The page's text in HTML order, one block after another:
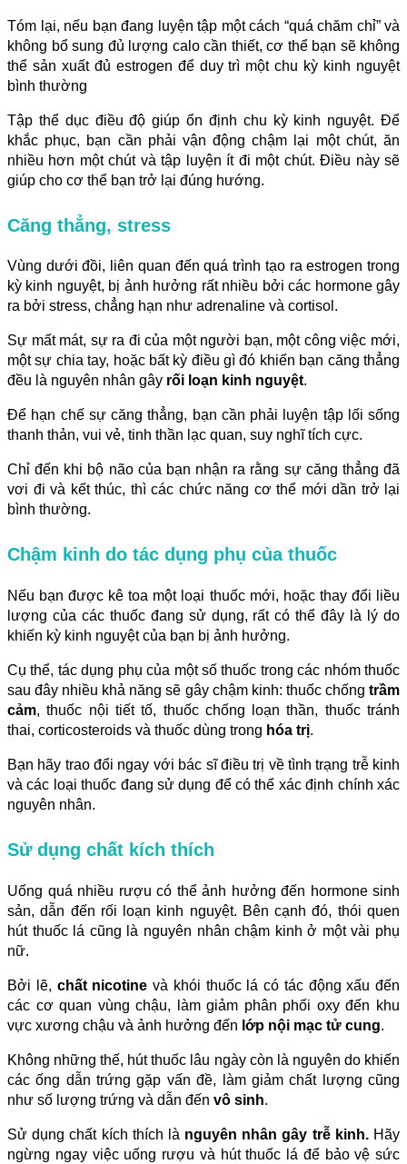
Tóm lại, nếu bạn đang luyện tập một cách “quá chăm chỉ” và
không bổ sung đủ lượng calo cần thiết, cơ thể bạn sẽ không
thể sản xuất đủ estrogen để duy trì một chu kỳ kinh nguyệt
bình thường
Tập thể dục điều độ giúp ổn định chu kỳ kinh nguyệt. Để
khắc phục, bạn cần phải vận động chậm lại một chút, ăn
nhiều hơn một chút và tập luyện ít đi một chút. Điều này sẽ
giúp cho cơ thể bạn trở lại đúng hướng.
Căng thẳng, stress
Vùng dưới đồi, liên quan đến quá trình tạo ra estrogen trong
kỳ kinh nguyệt, bị ảnh hưởng rất nhiều bởi các hormone gây
ra bởi stress, chẳng hạn như adrenaline và cortisol.
Sự mất mát, sự ra đi của một người bạn, một công việc mới,
một sự chia tay, hoặc bất kỳ điều gì đó khiến bạn căng thẳng
đều là nguyên nhân gây rối loạn kinh nguyệt.
Để hạn chế sự căng thẳng, bạn cần phải luyện tập lối sống
thanh thản, vui vẻ, tinh thần lạc quan, suy nghĩ tích cực.
Chỉ đến khi bộ não của bạn nhận ra rằng sự căng thẳng đã
vơi đi và kết thúc, thì các chức năng cơ thể mới dần trở lại
bình thường.
Chậm kinh do tác dụng phụ của thuốc
Nếu bạn được kê toa một loại thuốc mới, hoặc thay đổi liều
lượng của các thuốc đang sử dụng, rất có thể đây là lý do
khiến kỳ kinh nguyệt của bạn bị ảnh hưởng.
Cụ thể, tác dụng phụ của một số thuốc trong các nhóm thuốc
sau đây nhiều khả năng sẽ gây chậm kinh: thuốc chống trầm
cảm, thuốc nội tiết tố, thuốc chống loạn thần, thuốc tránh
thai, corticosteroids và thuốc dùng trong hóa trị.
Bạn hãy trao đổi ngay với bác sĩ điều trị về tình trạng trễ kinh
và các loại thuốc đang sử dụng để có thể xác định chính xác
nguyên nhân.
Sử dụng chất kích thích
Uống quá nhiều rượu có thể ảnh hưởng đến hormone sinh
sản, dẫn đến rối loạn kinh nguyệt. Bên cạnh đó, thói quen
hút thuốc lá cũng là nguyên nhân chậm kinh ở một vài phụ
nữ.
Bởi lẽ, chất nicotine và khói thuốc lá có tác động xấu đến
các cơ quan vùng chậu, làm giảm phân phối oxy đến khu
vực xương chậu và ảnh hưởng đến lớp nội mạc tử cung.
Không những thế, hút thuốc lâu ngày còn là nguyên do khiến
các ống dẫn trứng gặp vấn đề, làm giảm chất lượng cũng
như số lượng trứng và dẫn đến vô sinh.
Sử dụng chất kích thích là nguyên nhân gây trễ kinh.Hãy
ngừng ngay việc uống rượu và hút thuốc lá để bảo vệ sức